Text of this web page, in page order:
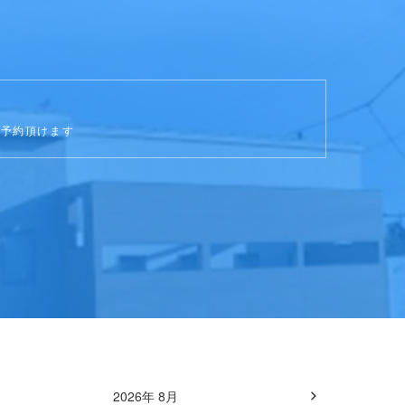
約頂けます
2026年 8月